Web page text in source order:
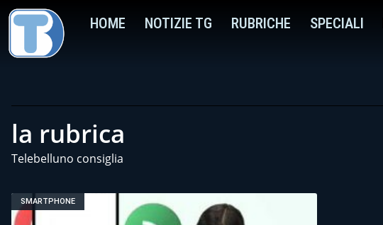
HOME NOTIZIE TG RUBRICHE SPECIALI
la rubrica
Telebelluno consiglia
SMARTPHONE